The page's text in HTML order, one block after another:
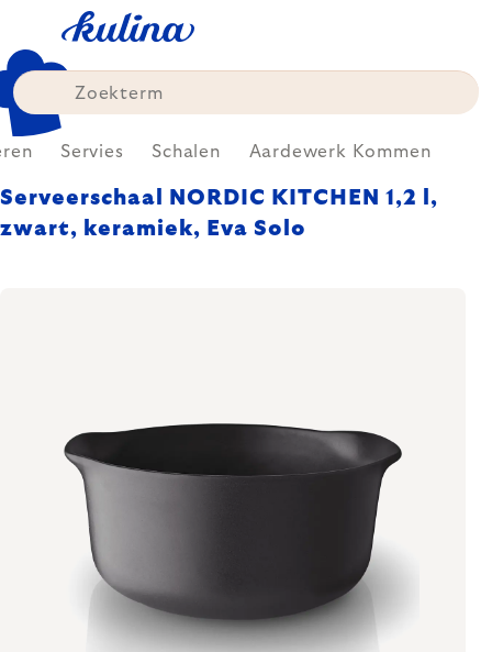
content
Servies Schalen Aardewerk Kommen
Serveerschaal NORDIC KITCHEN 1,2 l,
zwart, keramiek, Eva Solo